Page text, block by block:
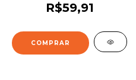
R$59,91